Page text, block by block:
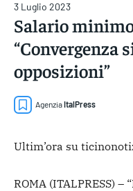
3 Luglio 2023
Salario
“Convergenza
opposizioni”
AgenziaItalPress
Ultim’ora su
ROMA (ITALPRESS)